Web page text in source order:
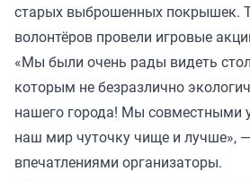
старых выброшенных покрышек.
волонтёров провели игровые
«Мы были очень рады видеть
которым не безразлично
нашего города! Мы совместными
наш мир чуточку чище и лучше»,
впечатлениями организаторы.